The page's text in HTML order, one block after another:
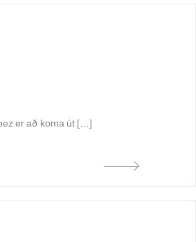
er að koma út […]